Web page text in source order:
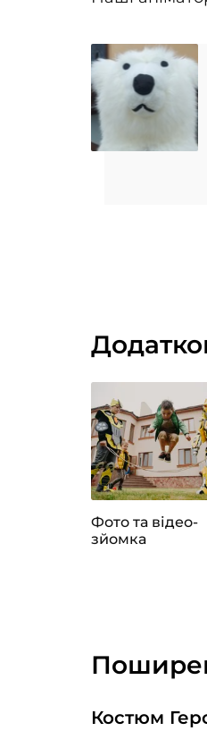
Фото та відео-
зйомка
Костюм